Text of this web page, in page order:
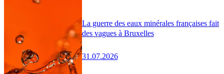
La guerre des eaux minérales françaises fait
des vagues à Bruxelles
31.07.2026